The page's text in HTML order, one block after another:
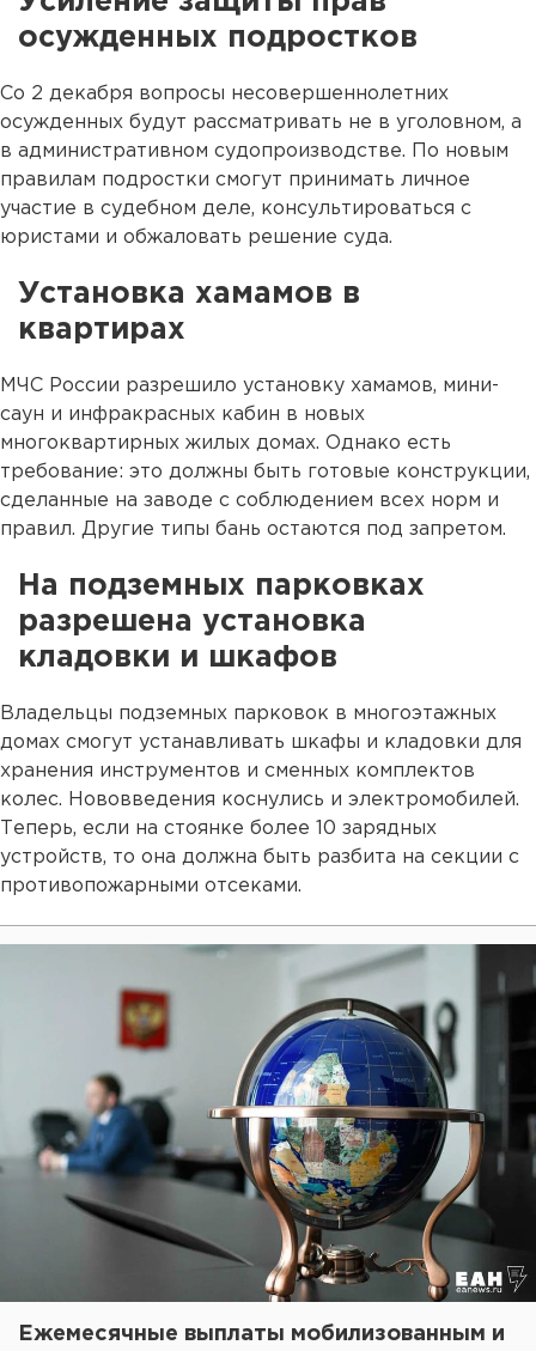
осужденных подростков
Со 2 декабря вопросы несовершеннолетних
осужденных будут рассматривать не в уголовном, а
в административном судопроизводстве. По новым
правилам подростки смогут принимать личное
участие в судебном деле, консультироваться с
юристами и обжаловать решение суда.
Установка хамамов в
квартирах
МЧС России разрешило установку хамамов, мини-
саун и инфракрасных кабин в новых
многоквартирных жилых домах. Однако есть
требование: это должны быть готовые конструкции,
сделанные на заводе с соблюдением всех норм и
правил. Другие типы бань остаются под запретом.
На подземных парковках
разрешена установка
кладовки и шкафов
Владельцы подземных парковок в многоэтажных
домах смогут устанавливать шкафы и кладовки для
хранения инструментов и сменных комплектов
колес. Нововведения коснулись и электромобилей.
Теперь, если на стоянке более 10 зарядных
устройств, то она должна быть разбита на секции с
противопожарными отсеками.
Ежемесячные выплаты мобилизованным и